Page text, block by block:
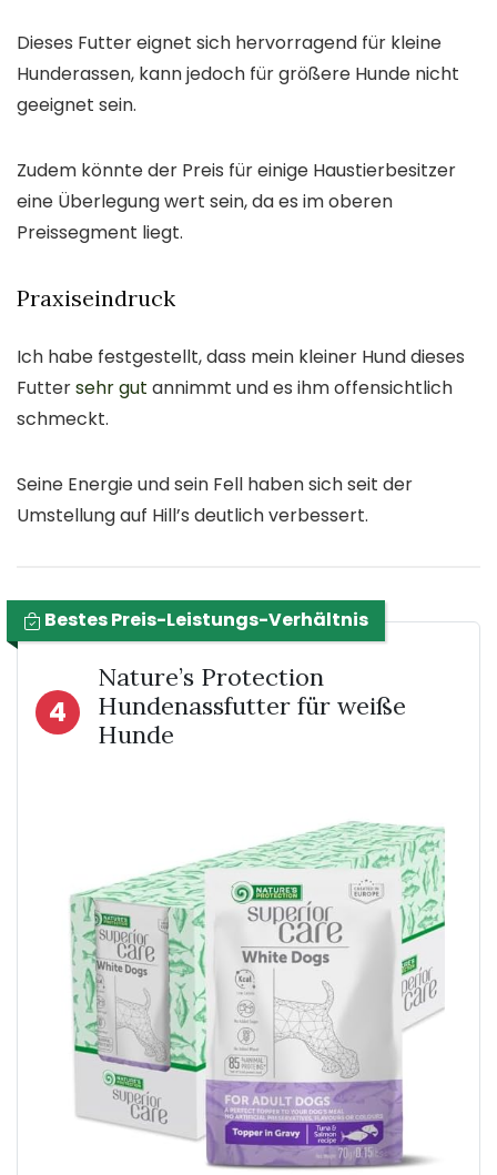
Dieses Futter eignet sich hervorragend für kleine
Hunderassen, kann jedoch für größere Hunde nicht
geeignet sein.
Zudem könnte der Preis für einige Haustierbesitzer
eine Überlegung wert sein, da es im oberen
Preissegment liegt.
Praxiseindruck
Ich habe festgestellt, dass mein kleiner Hund dieses
Futtersehr gut annimmt und es ihm offensichtlich
schmeckt.
Seine Energie und sein Fell haben sich seit der
Umstellung auf Hill’s deutlich verbessert.
Bestes Preis-Leistungs-Verhältnis
4
Nature’s Protection
Hundenassfutter für weiße
Hunde